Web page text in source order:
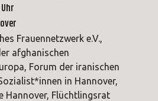
Frauennetzwerk e.V.,
afghanischen
Forum der iranischen
in Hannover,
Hannover, Flüchtlingsrat